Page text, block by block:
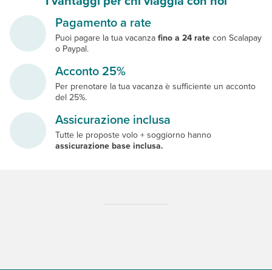
Pagamento a rate
Puoi pagare la tua vacanzafino a 24 ratecon Scalapay
o Paypal.
Acconto 25%
Per prenotare la tua vacanza è sufficiente un acconto
del 25%.
Assicurazione inclusa
Tutte le proposte volo + soggiorno hanno
assicurazione base inclusa.